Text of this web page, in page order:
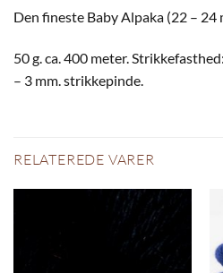
Den fineste Baby Alpaka (22 – 24
50 g. ca. 400 meter.
– 3 mm. strikkepinde.
RELATEREDE VARER